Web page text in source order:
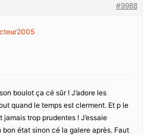
#9988
boulot ça cé sûr ! J’adore les
quand le temps est clerment. Et p le
jamais trop prudentes ! J’essaie
état sinon cé la galere après. Faut